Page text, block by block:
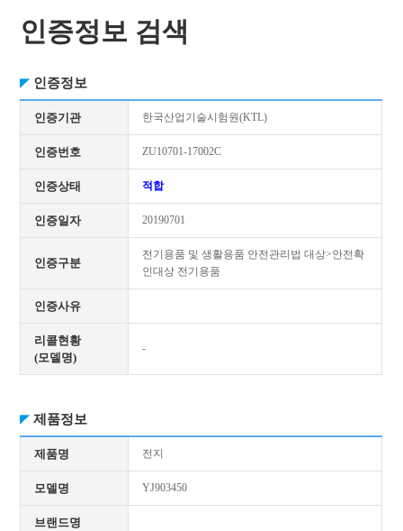
인증정보 검색
인증정보
인증기관 한국산업기술시험원(KTL)
인증번호 ZU10701-17002C
인증상태 적합
인증일자 20190701
인증구분
전기용품 및 생활용품 안전관리법 대상>안전확
인대상 전기용품
인증사유
리콜현황
(모델명)
-
제품정보
제품명 전지
모델명 YJ903450
브랜드명